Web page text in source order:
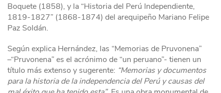
Boquete (1858), y la “Historia del Perú Independiente,
1819-1827” (1868-1874) del arequipeño Mariano Felipe
Paz Soldán.
Según explica Hernández, las “Memorias de Pruvonena”
–“Pruvonena” es el acrónimo de “un peruano”- tienen un
título más extenso y sugerente: “Memorias y documentos
para la historia de la independencia del Perú y causas del